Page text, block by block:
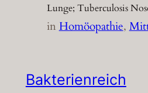
Lunge; Tuberculosis
inHomöopathie,
Bakterienreich